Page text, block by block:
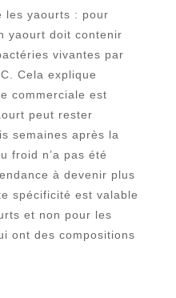
les yaourts : pour
yaourt doit contenir
vivantes par
Cela explique
commerciale est
peut rester
semaines après la
froid n’a pas été
à devenir plus
spécificité est valable
et non pour les
ont des compositions